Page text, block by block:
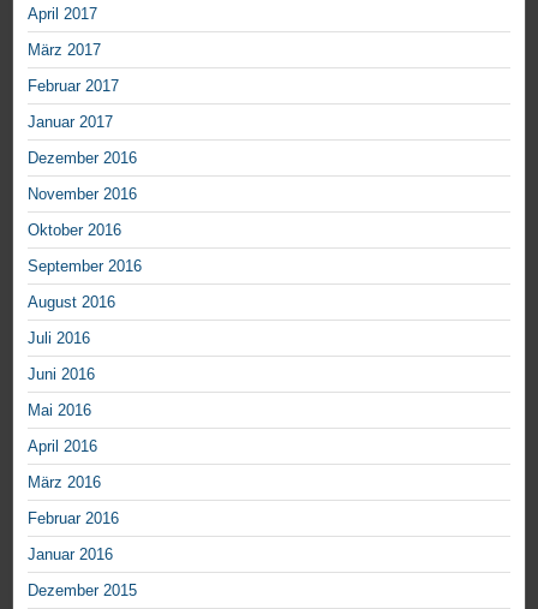
April 2017
März 2017
Februar 2017
Januar 2017
Dezember 2016
November 2016
Oktober 2016
September 2016
August 2016
Juli 2016
Juni 2016
Mai 2016
April 2016
März 2016
Februar 2016
Januar 2016
Dezember 2015